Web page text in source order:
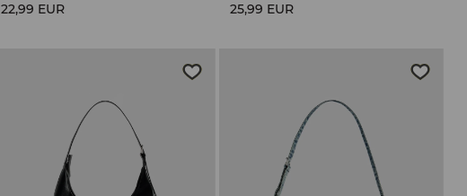
22,99 EUR
25,99 EUR